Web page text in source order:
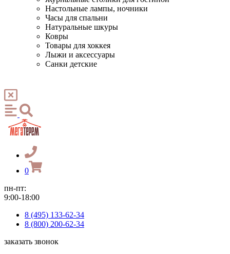
Настольные лампы, ночники
Часы для спальни
Натуральные шкуры
Ковры
Товары для хоккея
Лыжи и аксессуары
Санки детские
0
пн-пт:
9:00-18:00
8 (495) 133-62-34
8 (800) 200-62-34
заказать звонок